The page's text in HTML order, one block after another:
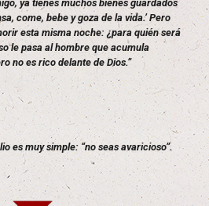
ya tienes muchos bienes guardados
come, bebe y goza de la vida.’ Pero
esta misma noche: ¿para quién será
le pasa al hombre que acumula
no es rico delante de Dios.”
es muy simple: “no seas avaricioso”.